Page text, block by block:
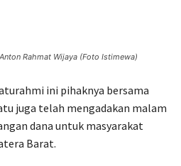
Rahmat Wijaya (Foto Istimewa)
ini pihaknya bersama
juga telah mengadakan malam
dana untuk masyarakat
Barat.